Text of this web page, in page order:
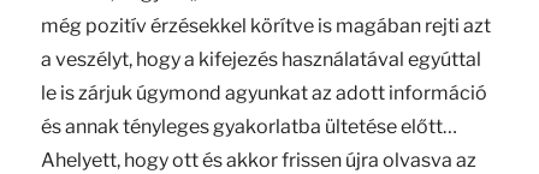
még pozitív érzésekkel körítve is magában rejti azt
a veszélyt, hogy a kifejezés használatával egyúttal
le is zárjuk úgymond agyunkat az adott információ
és annak tényleges gyakorlatba ültetése előtt…
Ahelyett, hogy ott és akkor frissen újra olvasva az